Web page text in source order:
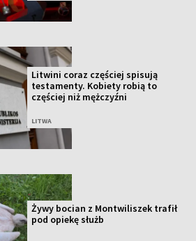
Litwini coraz częściej spisują
testamenty. Kobiety robią to
częściej niż mężczyźni
LITWA
Żywy bocian z Montwiliszek trafił
pod opiekę służb